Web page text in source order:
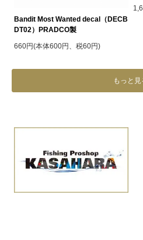
Bandit Most Wanted decal（DECB
DT02）PRADCO製
660円(本体600円、税60円)
もっと見